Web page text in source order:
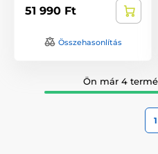
51 990 Ft
Összehasonlítás
Ön már 4
1